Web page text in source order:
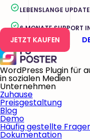
LEBENSLANGE
6 MONATE SUPPORT
JETZT KAUFEN
WordPress Plugin für
in sozialen Medien
Unternehmen
Zuhause
Preisgestaltung
Blog
Demo
Häufig gestellte
Dokumentation